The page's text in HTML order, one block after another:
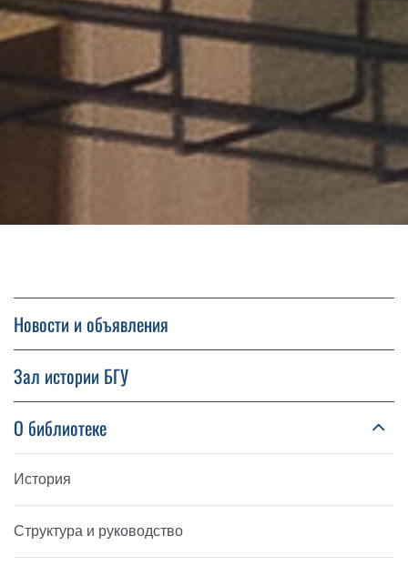
Новости и объявления
Зал истории БГУ
О библиотеке
История
Структура и руководство